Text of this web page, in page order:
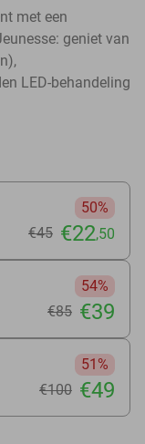
met een
geniet van
LED-behandeling
50%
€45 €22,50
54%
€85 €39
51%
€100 €49